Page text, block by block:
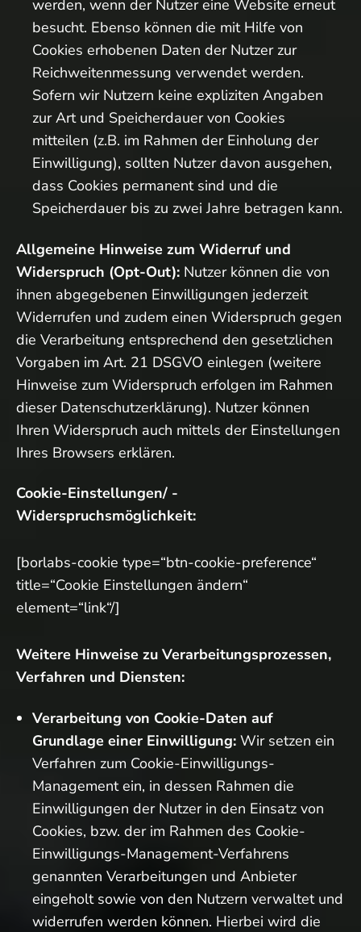
werden, wenn der Nutzer eine Website erneut
besucht. Ebenso können die mit Hilfe von
Cookies erhobenen Daten der Nutzer zur
Reichweitenmessung verwendet werden.
Sofern wir Nutzern keine expliziten Angaben
zur Art und Speicherdauer von Cookies
mitteilen (z.B. im Rahmen der Einholung der
Einwilligung), sollten Nutzer davon ausgehen,
dass Cookies permanent sind und die
Speicherdauer bis zu zwei Jahre betragen kann.
Allgemeine Hinweise zum Widerruf und
Widerspruch (Opt-Out): Nutzer können die von
ihnen abgegebenen Einwilligungen jederzeit
Widerrufen und zudem einen Widerspruch gegen
die Verarbeitung entsprechend den gesetzlichen
Vorgaben im Art. 21 DSGVO einlegen (weitere
Hinweise zum Widerspruch erfolgen im Rahmen
dieser Datenschutzerklärung). Nutzer können
Ihren Widerspruch auch mittels der Einstellungen
Ihres Browsers erklären.
Cookie-Einstellungen/ -
Widerspruchsmöglichkeit:
[borlabs-cookie type=“btn-cookie-preference“
title=“Cookie Einstellungen ändern“
element=“link“/]
Weitere Hinweise zu Verarbeitungsprozessen,
Verfahren und Diensten:
Verarbeitung von Cookie-Daten auf
Grundlage einer Einwilligung: Wir setzen ein
Verfahren zum Cookie-Einwilligungs-
Management ein, in dessen Rahmen die
Einwilligungen der Nutzer in den Einsatz von
Cookies, bzw. der im Rahmen des Cookie-
Einwilligungs-Management-Verfahrens
genannten Verarbeitungen und Anbieter
eingeholt sowie von den Nutzern verwaltet und
widerrufen werden können. Hierbei wird die